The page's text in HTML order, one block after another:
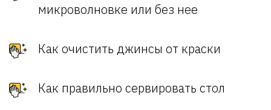
микроволновке или без нее
Как очистить джинсы от краски
Как правильно сервировать стол